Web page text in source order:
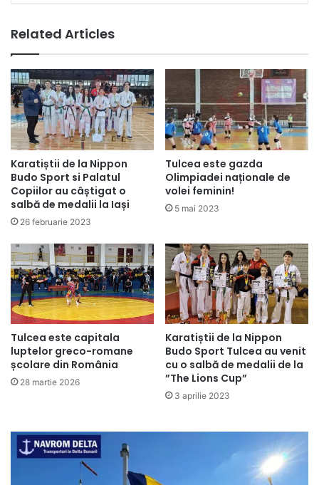
Related Articles
Karatiștii de la Nippon
Budo Sport si Palatul
Copiilor au câștigat o
salbă de medalii la Iași
26 februarie 2023
Tulcea este gazda
Olimpiadei naționale de
volei feminin!
5 mai 2023
Tulcea este capitala
luptelor greco-romane
școlare din România
28 martie 2026
Karatiștii de la Nippon
Budo Sport Tulcea au venit
cu o salbă de medalii de la
”The Lions Cup”
3 aprilie 2023